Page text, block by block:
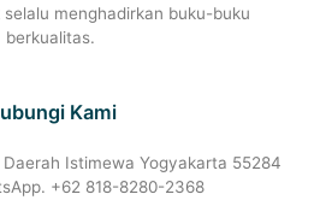
menghadirkan buku-buku
berkualitas.
Kami
Daerah Istimewa Yogyakarta 55284
+62 818-8280-2368